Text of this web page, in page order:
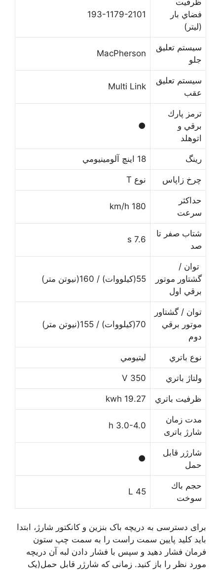
ﻓﻀﺎﻱ ﺑﺎﺭ
(ﻟﻴﺘﺮ)
193-1179-2101
ﺳﻴﺴﺘﻢ ﺗﻌﻠﻴﻖ
ﺟﻠﻮ
MacPherson
ﺳﻴﺴﺘﻢ ﺗﻌﻠﻴﻖ
ﻋﻘﺐ
Multi Link
ﺗﺮﻣﺰ ﭘﺎﺭﻙ
ﺑﺮﻗﻲ ﻭ
ﺍﺗﻮﻫﻠﺪ
●
ﺭﻳﻨﮓ 18 ﺍﻳﻨﭻ ﺁﻟﻮﻣﻴﻨﻴﻮﻣﻲ
ﭼﺮﺥ ﺯﺍﭘﺎﺱ ﻧﻮﻉ T
ﺣﺪﺍﻛﺜﺮ
ﺳﺮﻋﺖ
180 km/h
ﺷﺘﺎﺏ ﺻﻔﺮ ﺗﺎ
ﺻﺪ
7.6 s
ﺗﻮﺍﻥ /
ﮔﺸﺘﺎﻭﺭ ﻣﻮﺗﻮﺭ
ﺑﺮﻗﻲ اول
55(کیلووات) / 160(نیوتن متر)
ﺗﻮﺍﻥ / ﮔﺸﺘﺎﻭﺭ
ﻣﻮﺗﻮﺭ ﺑﺮﻗﻲ
دوم
70(کیلووات) / 155(نیوتن متر)
ﻧﻮﻉ ﺑﺎﺗﺮﻱ ﻟﻴﺘﻴﻮﻣﻲ
ﻭﻟﺘﺎﮊ ﺑﺎﺗﺮﻱ 350 V
ﻇﺮﻓﻴﺖ ﺑﺎﺗﺮﻱ 19.27 kwh
ﻣﺪﺕ ﺯﻣﺎﻥ
ﺷﺎﺭﮊ ﺑﺎﺗﺮی
3.0-4.0 h
ﺷﺎﺭﮊﺭ ﻗﺎﺑﻞ
ﺣﻤﻞ
●
ﺣﺠﻢ ﺑﺎﻙ
ﺳﻮﺧﺖ
45 L
برای دسترسی به دریچه باک بنزین و کانکتور شارژ، ابتدا
باید کلید پایین سمت راست را به سمت چپ ستون
فرمان فشار دهید و سپس با فشار دادن لبه آن دریچه
مورد نظر را باز کنید. زمانی که شارژر قابل حمل(یک